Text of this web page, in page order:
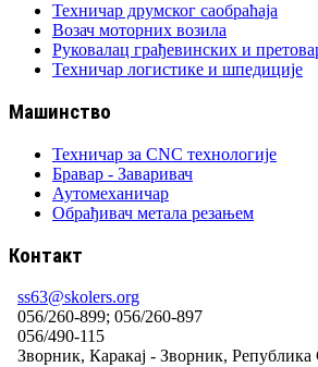
Техничар друмског саобраћаја
Возач моторних возила
Руковалац грађевинских и
Техничар логистике и шпедиције
Машинство
Техничар за CNC технологије
Бравар - Заваривач
Аутомеханичар
Обрађивач метала резањем
Контакт
ss63@skolers.org
056/260-899; 056/260-897
056/490-115
Зворник, Каракај - Зворник, Република